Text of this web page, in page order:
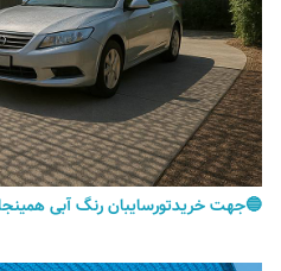
🔵جهت خریدتورسایبان رنگ آبی